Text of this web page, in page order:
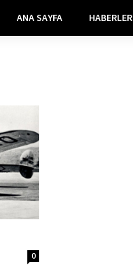
ANA SAYFA HABERLER
0